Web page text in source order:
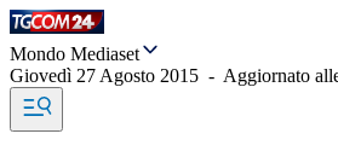
Mondo Mediaset
Giovedì 27 Agosto 2015 - Aggiornato